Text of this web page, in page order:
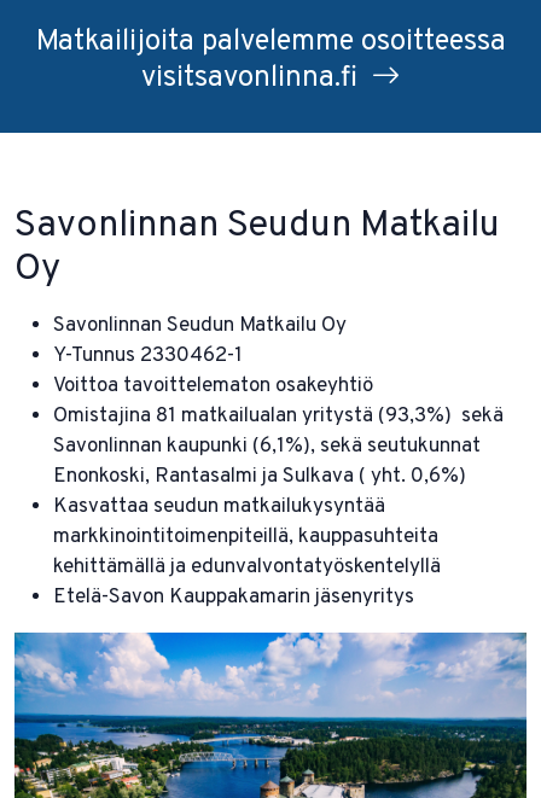
Matkailijoita palvelemme osoitteessa
visitsavonlinna.fi
Savonlinnan Seudun Matkailu
Oy
Savonlinnan Seudun Matkailu Oy
Y-Tunnus 2330462-1
Voittoa tavoittelematon osakeyhtiö
Omistajina 81 matkailualan yritystä (93,3%) sekä
Savonlinnan kaupunki (6,1%), sekä seutukunnat
Enonkoski, Rantasalmi ja Sulkava ( yht. 0,6%)
Kasvattaa seudun matkailukysyntää
markkinointitoimenpiteillä, kauppasuhteita
kehittämällä ja edunvalvontatyöskentelyllä
Etelä-Savon Kauppakamarin jäsenyritys